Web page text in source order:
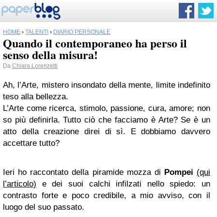
HOME › TALENTI › DIARIO PERSONALE
Quando il contemporaneo ha perso il
senso della misura!
Da Chiara Lorenzetti
Ah, l’Arte, mistero insondato della mente, limite indefinito
teso alla bellezza.
L’Arte come ricerca, stimolo, passione, cura, amore; non
so più definirla. Tutto ciò che facciamo è Arte? Se è un
atto della creazione direi di sì. E dobbiamo davvero
accettare tutto?
Ieri ho raccontato della piramide mozza di Pompei (qui
l’articolo) e dei suoi calchi infilzati nello spiedo: un
contrasto forte e poco credibile, a mio avviso, con il
luogo del suo passato.